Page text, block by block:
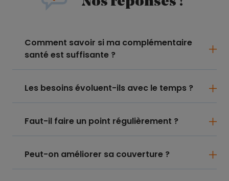
Comment savoir si ma complémentaire
santé est suffisante ?
Les besoins évoluent-ils avec le temps ?
Faut-il faire un point régulièrement ?
Peut-on améliorer sa couverture ?